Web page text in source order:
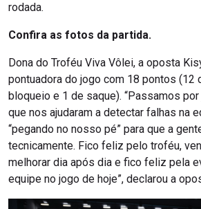
rodada.
Confira as fotos da partida.
Dona do Troféu Viva Vôlei, a oposta
pontuadora do jogo com 18 pontos (12
bloqueio e 1 de saque). “Passamos
que nos ajudaram a detectar falhas na
“pegando no nosso pé” para que a
tecnicamente. Fico feliz pelo troféu,
melhorar dia após dia e fico feliz pela
equipe no jogo de hoje”, declarou a